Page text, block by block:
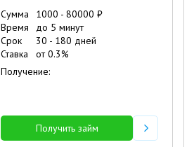
Сумма 1000 - 80000 ₽
Время
до 5 минут
Срок
30 - 180 дней
Ставка
от0.3%
Получение:
Получить займ